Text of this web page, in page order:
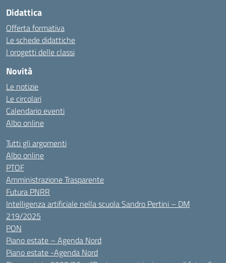
Didattica
Offerta formativa
Le schede didattiche
I progetti delle classi
Novità
Le notizie
Le circolari
Calendario eventi
Albo online
Tutti gli argomenti
Albo online
PTOF
Amministrazione Trasparente
Futura PNRR
Intelligenza artificiale nella scuola Sandro Pertini – DM
219/2025
PON
Piano estate – Agenda Nord
Piano estate -Agenda Nord